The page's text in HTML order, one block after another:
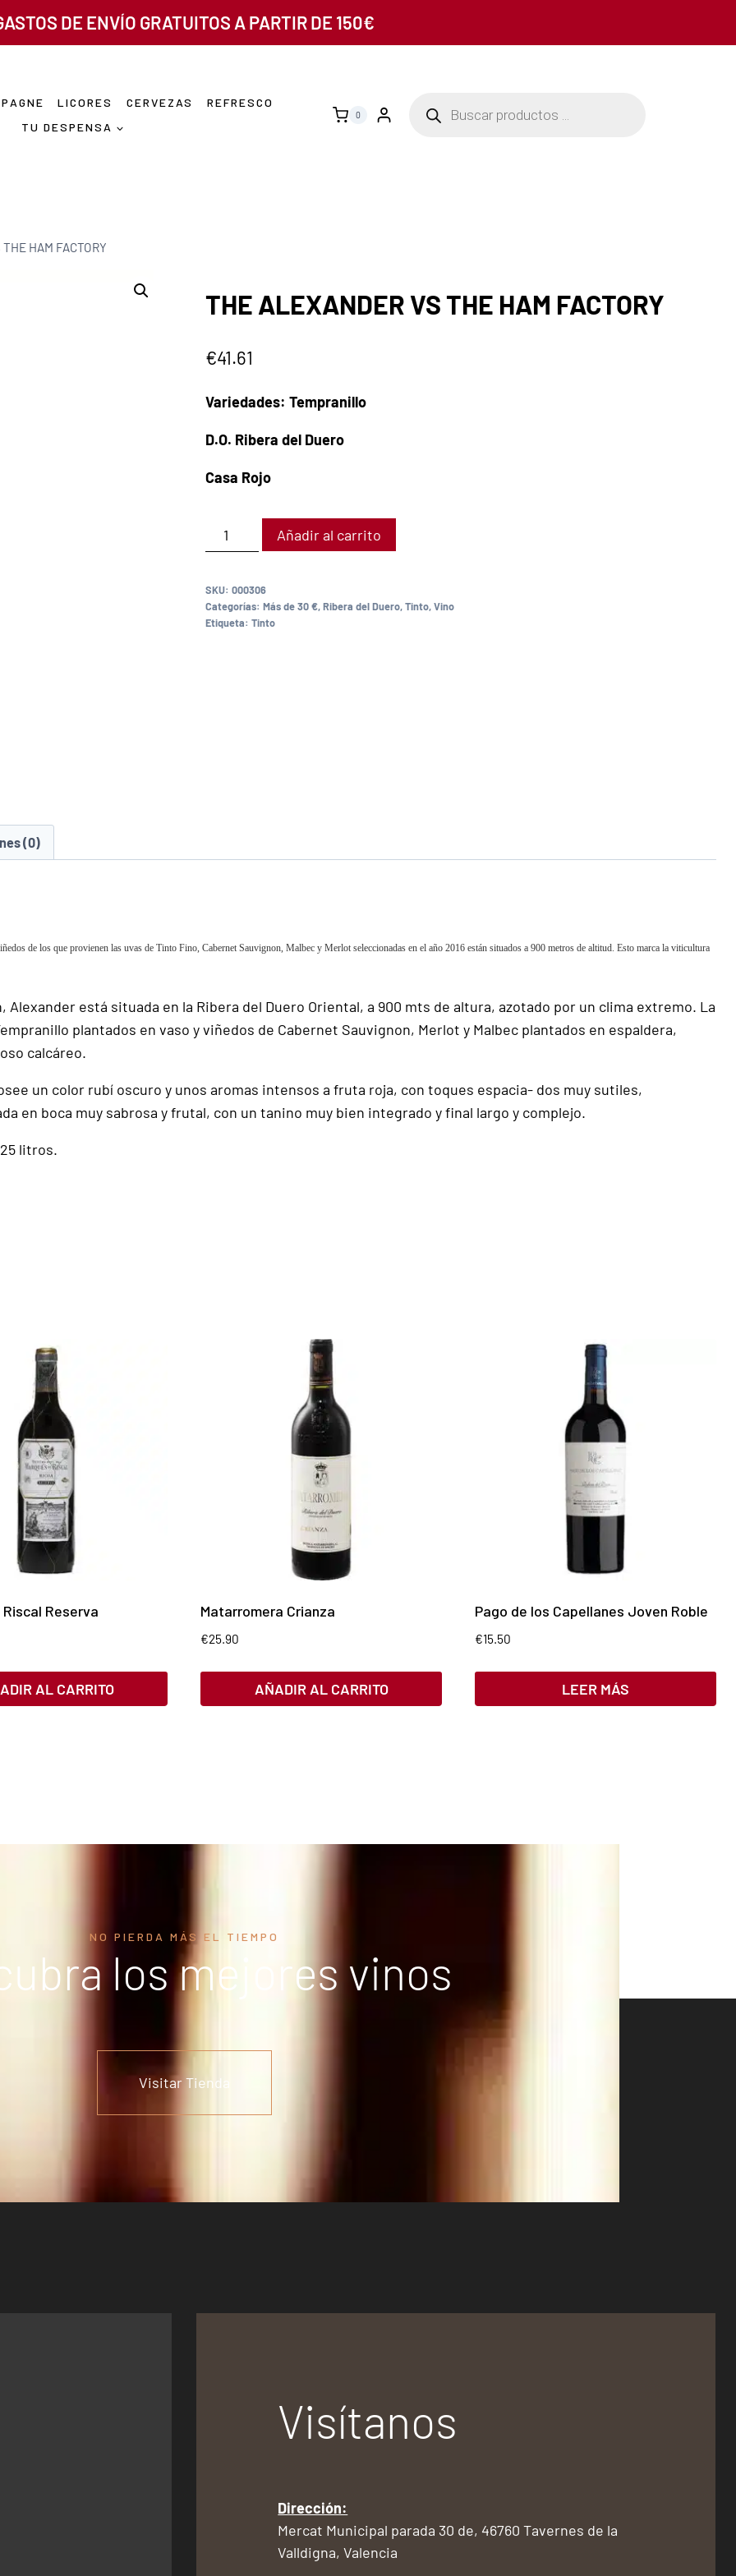
DE ENVÍO GRATUITOS A PARTIR DE 150€
LICORES CERVEZAS
REFRESCO
TU DESPENSA
0
HAM FACTORY
THE ALEXANDER VS THE HAM FACTORY
€41.61
Variedades: Tempranillo
D.O. Ribera del Duero
Casa Rojo
Añadir al carrito
SKU: 000306
Categorías: Más de 30 €,Ribera del Duero,Tinto,Vino
Etiqueta: Tinto
(0)
de los que provienen las uvas de Tinto Fino, Cabernet Sauvignon, Malbec y Merlot seleccionadas en el año 2016 están situados a 900 metros de altitud. Esto marca la viticultura
Alexander está situada en la Ribera del Duero Oriental, a 900 mts de altura, azotado por un clima extremo. La
plantados en vaso y viñedos de Cabernet Sauvignon, Merlot y Malbec plantados en espaldera,
calcáreo.
un color rubí oscuro y unos aromas intensos a fruta roja, con toques espacia- dos muy sutiles,
en boca muy sabrosa y frutal, con un tanino muy bien integrado y final largo y complejo.
litros.
Reserva
AL CARRITO
Matarromera Crianza
€25.90
AÑADIR AL CARRITO
Pago de los Capellanes Joven Roble
€15.50
LEER MÁS
NO PIERDA MÁS EL TIEMPO
los mejores vinos
Visitar Tienda
Visítanos
Dirección:
Mercat Municipal parada 30 de, 46760 Tavernes de la
Valldigna, Valencia